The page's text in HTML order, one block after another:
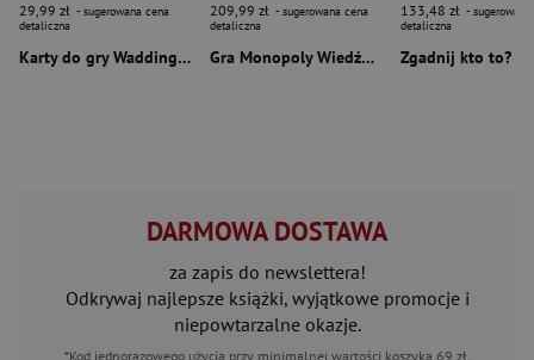
29,99 zł - sugerowana cena
detaliczna
Karty do gry Waddingtons No. 1 Wiedźmin
209,99 zł - sugerowana cena
detaliczna
Gra Monopoly Wiedźmin
133,48 zł -
detaliczna
DARMOWA DOSTAWA
za zapis do newslettera!
Odkrywaj najlepsze książki, wyjątkowe promocje i
niepowtarzalne okazje.
*Kod jednorazowego użycia przy minimalnej wartości koszyka 69 zł.